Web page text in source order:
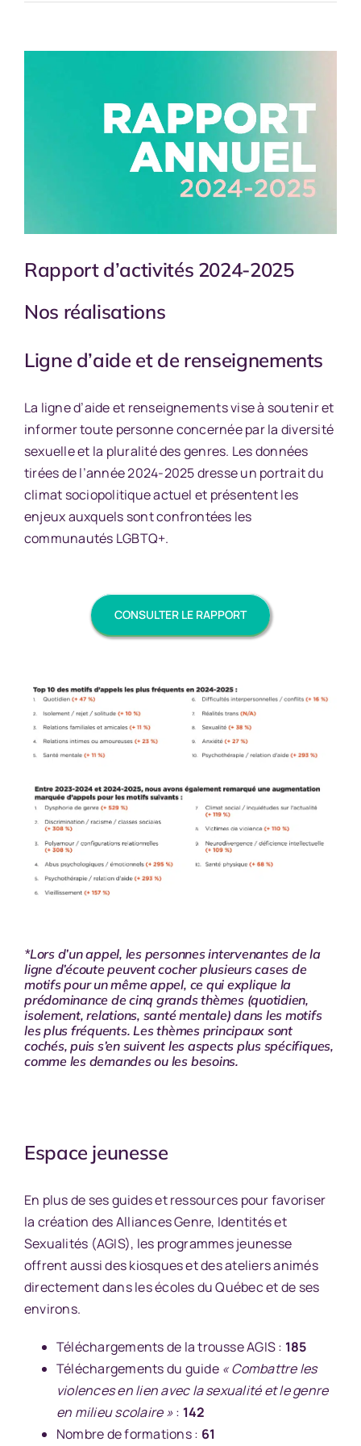
Rapport d’activités 2024-2025
Nos réalisations
Ligne d’aide et de renseignements
La ligne d’aide et renseignements vise à soutenir et
informer toute personne concernée par la diversité
sexuelle et la pluralité des genres. Les données
tirées de l’année 2024-2025 dresse un portrait du
climat sociopolitique actuel et présentent les
enjeux auxquels sont confrontées les
communautés LGBTQ+.
CONSULTER LE RAPPORT
*Lors d’un appel, les personnes intervenantes de la
ligne d’écoute peuvent cocherplusieurs cases de
motifs pour un même appel, ce qui explique la
prédominance de cinq grands thèmes(quotidien,
isolement, relations, santé mentale) dans les motifs
les plus fréquents. Les thèmes principaux sont
cochés, puis s’en suivent les aspects plus spécifiques,
comme les demandes ou les besoins.
Espace jeunesse
En plus de ses guides et ressources pour favoriser
la création des Alliances Genre, Identités et
Sexualités (AGIS), les programmes jeunesse
offrent aussi des kiosques et des ateliers animés
directement dans les écoles du Québec et de ses
environs.
Téléchargements de la trousse AGIS : 185
Téléchargements du guide « Combattre les
violences en lien avec la sexualité et le genre
en milieu scolaire »: 142
Nombre de formations : 61